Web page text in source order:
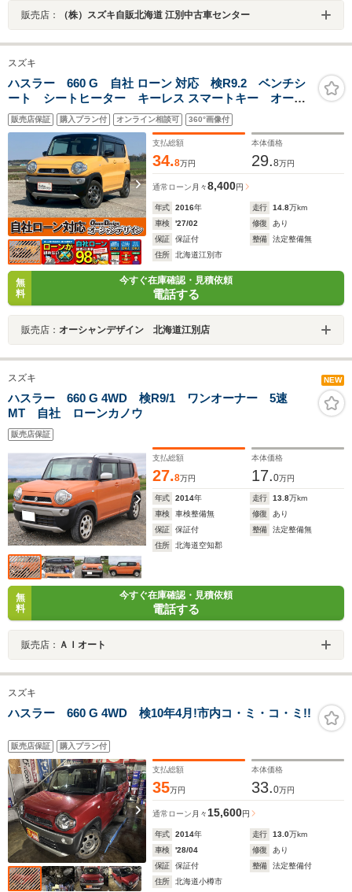
販売店： （株）スズキ自販北海道 江別中古車センター
スズキ
ハスラー 660 G 自社 ローン 対応 検R9.2 ベンチシ
ート シートヒーター キーレス スマートキー オート
エアコン 4WD CDオーディオ セーフティサポート
アクティブイエロー ブラック2トーンルーフ 全道 対応
販売店保証 購入プラン付 オンライン相談可 360°画像付
支払総額
34.8万円
本体価格
29.8万円
通常ローン 月々8,400円
年式 2016年 走行 14.8万km
車検
'27/02 修復
あり
保証
保証付 整備
法定整備無
住所
北海道江別市
無
料
今すぐ在庫確認・見積依頼
電話する
販売店： オーシャンデザイン 北海道江別店
スズキ NEW
ハスラー 660 G 4WD 検R9/1 ワンオーナー 5速
MT 自社 ローンカノウ
販売店保証
支払総額
27.8万円
本体価格
17.0万円
年式 2014年 走行 13.8万km
車検
車検整備無 修復
あり
保証
保証付 整備
法定整備無
住所
北海道空知郡
無
料
今すぐ在庫確認・見積依頼
電話する
販売店： ＡＩオート
スズキ
ハスラー 660 G 4WD 検10年4月!市内コ・ミ・コ・ミ!!
販売店保証 購入プラン付
支払総額
35万円
本体価格
33.0万円
通常ローン 月々 15,600円
年式 2014年 走行 13.0万km
車検
'28/04 修復
あり
保証
保証付 整備
法定整備付
住所
北海道小樽市